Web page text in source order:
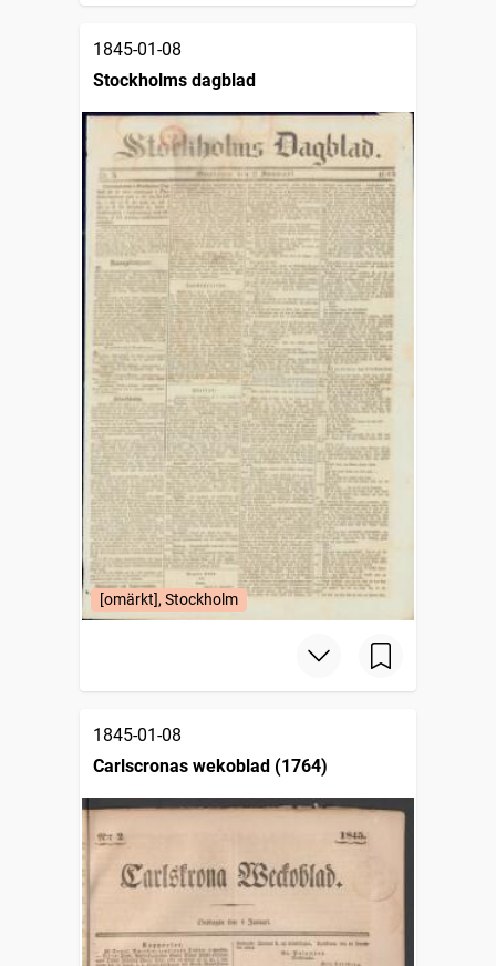
1845-01-08
Stockholms dagblad
[omärkt], Stockholm
1845-01-08
Carlscronas wekoblad (1764)